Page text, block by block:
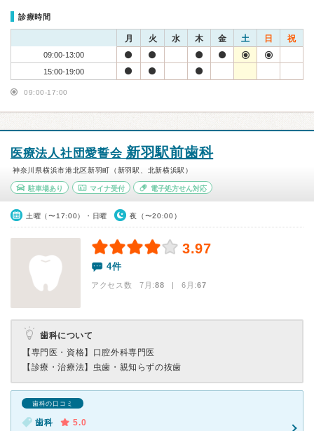
診療時間
月 火 水 木 金 土 日 祝
09:00-13:00
15:00-19:00
09:00-17:00
医療法人社団愛誓会 新羽駅前歯科
神奈川県横浜市港北区新羽町（新羽駅、北新横浜駅）
駐車場あり マイナ受付 電子処方せん対応
土曜（〜17:00）・日曜 夜（〜20:00）
3.97
4件
アクセス数 7月:88 | 6月:67
歯科について
【専門医・資格】 口腔外科専門医
【診療・治療法】 虫歯・親知らずの抜歯
歯科の口コミ
歯科
5.0